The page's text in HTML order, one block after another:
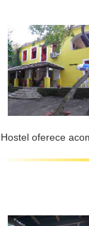
Hostel oferece